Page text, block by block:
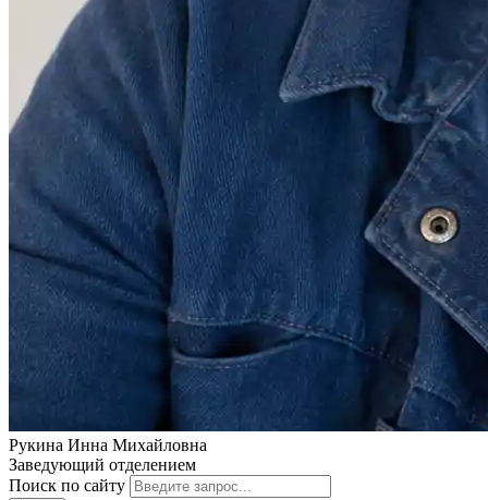
Рукина Инна Михайловна
Заведующий отделением
Поиск по сайту